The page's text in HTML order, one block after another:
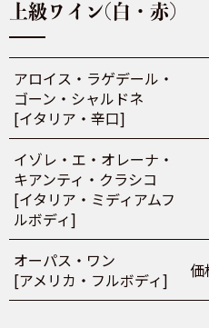
上級ワイン(白・赤)
アロイス・ラゲデール・
ゴーン・シャルドネ
[イタリア・辛口]
イゾレ・エ・オレーナ・
キアンティ・クラシコ
[イタリア・ミディアムフ
ルボディ]
オーパス・ワン
[アメリカ・フルボディ]
価